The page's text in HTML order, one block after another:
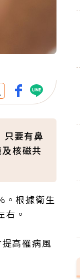
要有鼻
核磁共
。根據衛生
。
高罹病風